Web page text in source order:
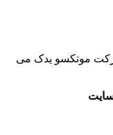
موتکسو یدک می